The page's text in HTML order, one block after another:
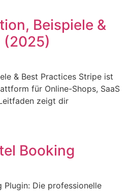
Beispiele &
(2025)
& Best Practices Stripe ist
für Online-Shops, SaaS
zeigt dir
Booking
Plugin: Die professionelle